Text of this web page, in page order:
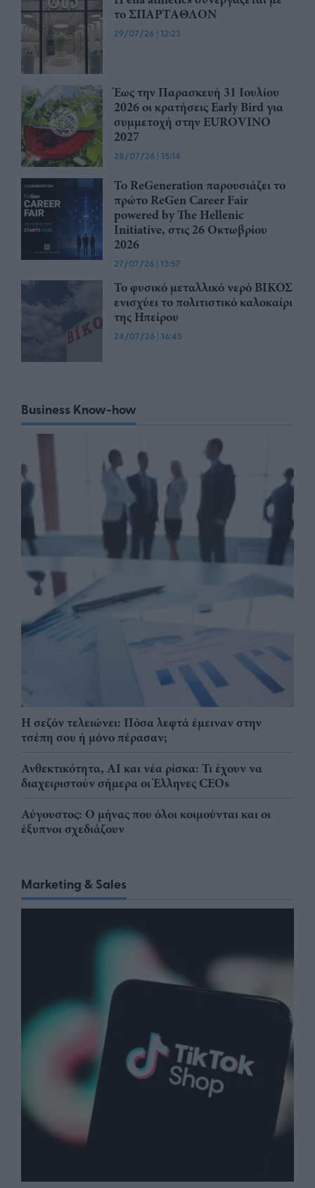
το ΣΠΑΡΤΑΘΛΟΝ
29/07/26 | 12:23
Έως την Παρασκευή 31 Ιουλίου
2026 οι κρατήσεις Early Bird για
συμμετοχή στην EUROVINO
2027
28/07/26 | 15:14
Το ReGeneration παρουσιάζει το
πρώτο ReGen Career Fair
powered by The Hellenic
Initiative, στις 26 Οκτωβρίου
2026
27/07/26 | 13:57
Το φυσικό μεταλλικό νερό ΒΙΚΟΣ
ενισχύει το πολιτιστικό καλοκαίρι
της Ηπείρου
24/07/26 | 16:45
Business Know-how
Η σεζόν τελειώνει: Πόσα λεφτά έμειναν στην
τσέπη σου ή μόνο πέρασαν;
Ανθεκτικότητα, AI και νέα ρίσκα: Τι έχουν να
διαχειριστούν σήμερα οι Έλληνες CEOs
Αύγουστος: Ο μήνας που όλοι κοιμούνται και οι
έξυπνοι σχεδιάζουν
Marketing & Sales